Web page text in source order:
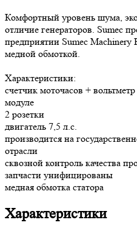
Комфортный уровень шума,
отличие генераторов. Sumec
предприятии Sumec
медной обмоткой.
Характеристики:
счетчик моточасов +
модуле
2 розетки
двигатель 7,5 л.с.
производится на
отрасли
сквозной контроль качества
запчасти унифицированы
медная обмотка статора
Характеристики